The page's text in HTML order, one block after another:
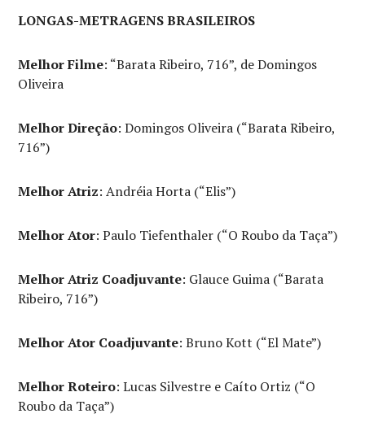
LONGAS-METRAGENS BRASILEIROS
Melhor Filme: “Barata Ribeiro, 716”, de Domingos
Oliveira
Melhor Direção: Domingos Oliveira (“Barata Ribeiro,
716”)
Melhor Atriz: Andréia Horta (“Elis”)
Melhor Ator: Paulo Tiefenthaler (“O Roubo da Taça”)
Melhor Atriz Coadjuvante: Glauce Guima (“Barata
Ribeiro, 716”)
Melhor Ator Coadjuvante: Bruno Kott (“El Mate”)
Melhor Roteiro: Lucas Silvestre e Caíto Ortiz (“O
Roubo da Taça”)